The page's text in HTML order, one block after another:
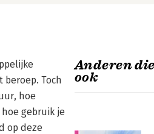
Toch
hoe
gebruik je
op deze
Anderen
ook